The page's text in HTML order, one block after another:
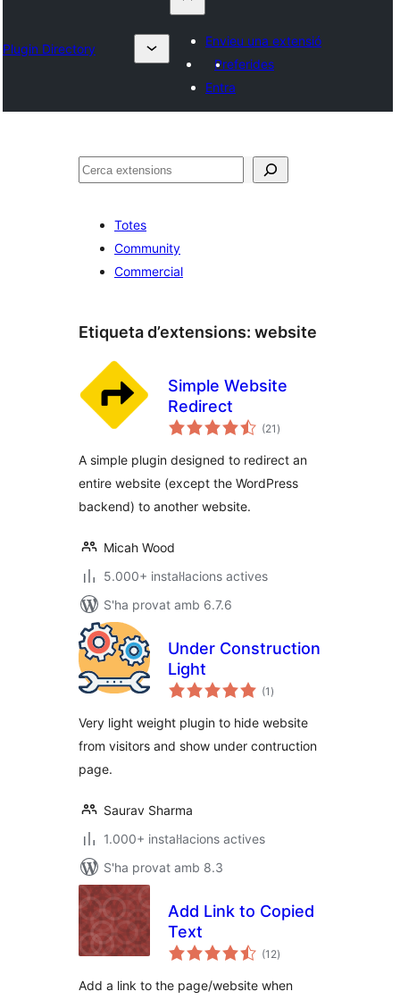
Plugin Directory
Envieu una extensió
Preferides
Entra
Cerca
Totes
Community
Commercial
Etiqueta d’extensions: website
Simple Website
Redirect
(21 puntuacions
totals
)
A simple plugin designed to redirect an
entire website (except the WordPress
backend) to another website.
Micah Wood
5.000+ instal·lacions actives
S'ha provat amb 6.7.6
Under Construction
Light
(1 puntuacions
totals
)
Very light weight plugin to hide website
from visitors and show under contruction
page.
Saurav Sharma
1.000+ instal·lacions actives
S'ha provat amb 8.3
Add Link to Copied
Text
(12puntuacions
totals
)
Add a link to the page/website when